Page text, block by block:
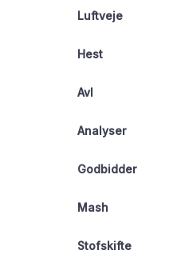
Luftveje
Hest
Avl
Analyser
Godbidder
Mash
Stofskifte